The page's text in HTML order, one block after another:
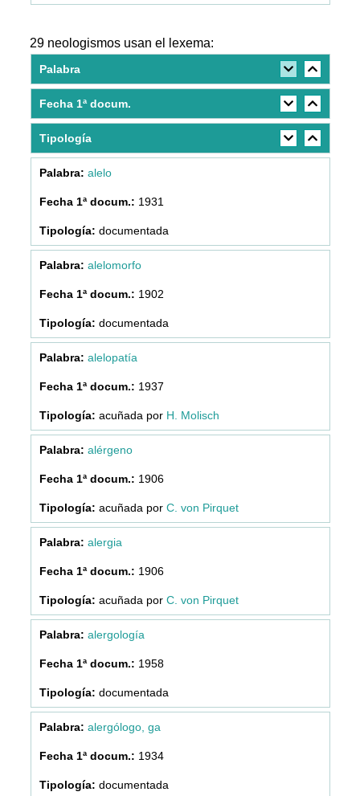
29 neologismos usan el lexema:
Palabra
Fecha 1ª docum.
Tipología
alelo
1931
documentada
alelomorfo
1902
documentada
alelopatía
1937
acuñada por H. Molisch
alérgeno
1906
acuñada por C. von Pirquet
alergia
1906
acuñada por C. von Pirquet
alergología
1958
documentada
alergólogo, ga
1934
documentada